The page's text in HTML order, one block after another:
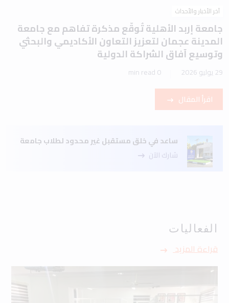
آخر الأخبار والأحداث
جامعة إربد الأهلية تُوقّع مذكرة تفاهم مع جامعة
المدينة عجمان لتعزيز التعاون الأكاديمي والبحثي
وتوسيع آفاق الشراكة الدولية
29 يوليو 2026 0 min read
اقرأ المقال
ساعد في خلق مستقبل غير محدود لطلاب جامعة
شارك الآن
الفعاليات
قراءة المزيد